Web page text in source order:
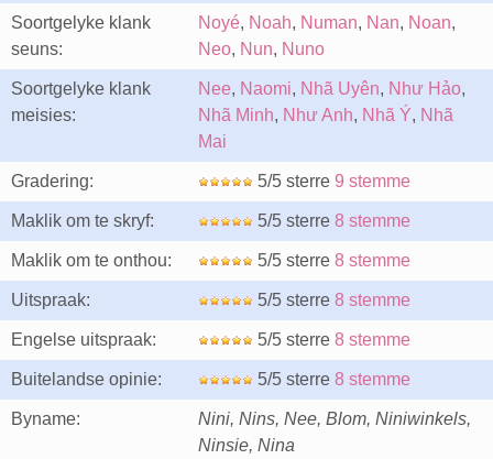
Soortgelyke klank
seuns:
Noyé, Noah, Numan, Nan, Noan,
Neo, Nun, Nuno
Soortgelyke klank
meisies:
Nee, Naomi, Nhã Uyên, Như Hảo,
Nhã Minh, Như Anh, Nhã Ý, Nhã
Mai
Gradering: 5/5 sterre 9 stemme
Maklik om te skryf: 5/5 sterre 8 stemme
Maklik om te onthou: 5/5 sterre 8 stemme
Uitspraak: 5/5 sterre 8 stemme
Engelse uitspraak: 5/5 sterre 8 stemme
Buitelandse opinie: 5/5 sterre 8 stemme
Byname:
Nini, Nins, Nee, Blom, Niniwinkels,
Ninsie, Nina